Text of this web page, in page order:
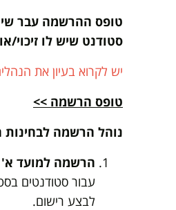
טופס ההרשמה עבר
סטודנט שיש לו
יש לקרוא בעיון את
טופס הרשמה >>
נוהל הרשמה לבחינות
הרשמה למועד א'
עבור סטודנטים
לבצע רישום.